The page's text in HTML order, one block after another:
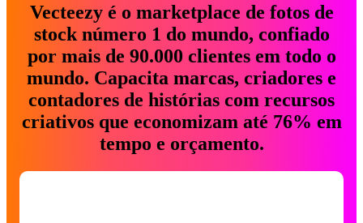
Vecteezy é o marketplace de fotos de
stock número 1 do mundo, confiado
por mais de 90.000 clientes em todo o
mundo. Capacita marcas, criadores e
contadores de histórias com recursos
criativos que economizam até 76% em
tempo e orçamento.